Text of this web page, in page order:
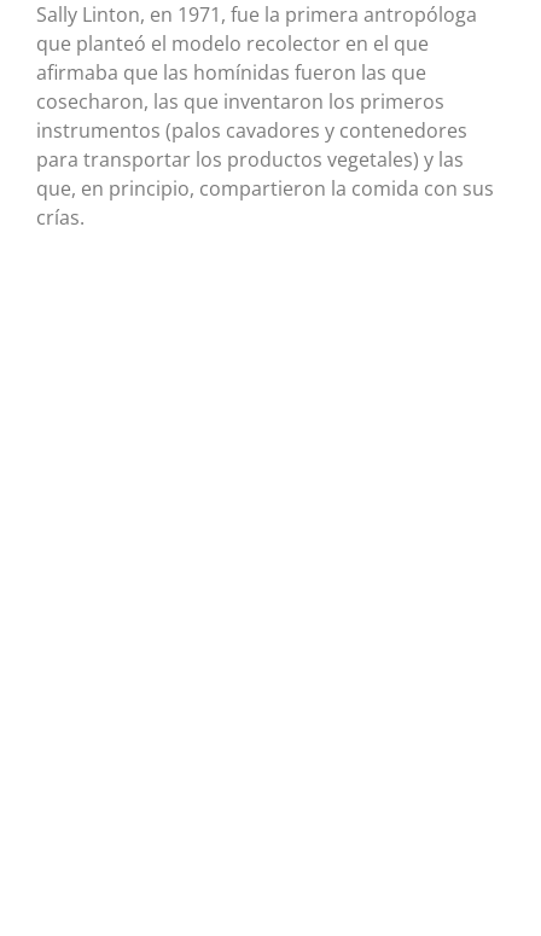
Sally Linton, en 1971, fue la primera antropóloga
que planteó el modelo recolector en el que
afirmaba que las homínidas fueron las que
cosecharon, las que inventaron los primeros
instrumentos (palos cavadores y contenedores
para transportar los productos vegetales) y las
que, en principio, compartieron la comida con sus
crías.